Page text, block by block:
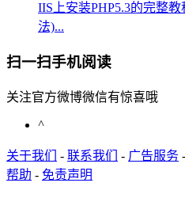
IIS上安装PHP5.3的完整
法)...
扫一扫手机阅读
关注官方微博微信有惊喜哦
^
关于我们 - 联系我们 - 广告服务 -
帮助 - 免责声明